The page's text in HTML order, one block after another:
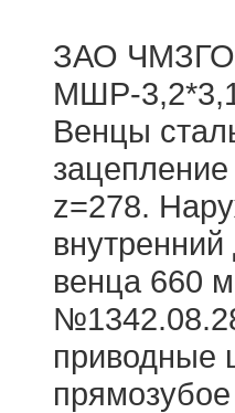
ЗАО ЧМЗГО
МШР-
Венцы
z=278.
венца 660
приводные